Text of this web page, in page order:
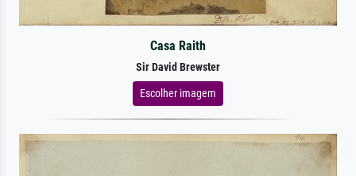
Casa Raith
Sir David Brewster
Escolher imagem